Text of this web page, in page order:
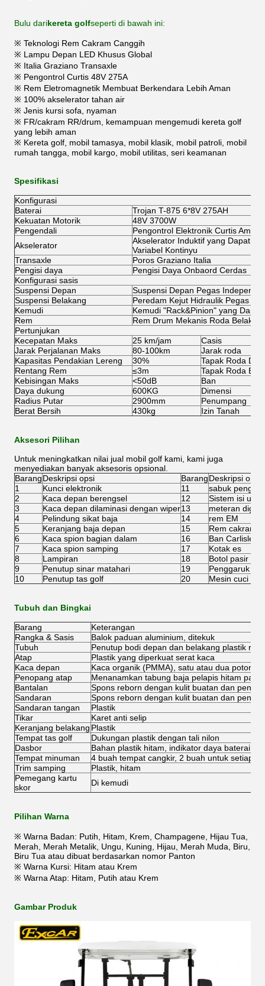
Bulu darikereta golfseperti di bawah ini:
※ Teknologi Rem Cakram Canggih
※ Lampu Depan LED Khusus Global
※ Italia Graziano Transaxle
※ Pengontrol Curtis 48V 275A
※ Rem Eletromagnetik Membuat Berkendara Lebih Aman
※ 100% akselerator tahan air
※ Jenis kursi sofa, nyaman
※ FR/cakram RR/drum, kemampuan mengemudi kereta golf
yang lebih aman
※ Kereta golf, mobil tamasya, mobil klasik, mobil patroli, mobil
rumah tangga, mobil kargo, mobil utilitas, seri keamanan
Spesifikasi
Konfigurasi
Baterai
Trojan T-875 6*8V 275AH
Kekuatan Motorik
48V 3700W
Pengendali
Pengontrol Elektronik Curtis
Akselerator
Akselerator Induktif yang Dapat
Variabel Kontinyu
Transaxle
Poros Graziano Italia
Pengisi daya
Pengisi Daya Onbaord Cerdas
Konfigurasi sasis
Suspensi Depan
Suspensi Depan Pegas
Suspensi Belakang
Peredam Kejut Hidraulik Pegas
Kemudi
Kemudi "Rack&Pinion" yang
Rem
Rem Drum Mekanis Roda
Pertunjukan
Kecepatan Maks
25 km/jam
Casis
Jarak Perjalanan Maks
80-100km
Jarak roda
Kapasitas Pendakian Lereng
30%
Tapak Roda
Rentang Rem
≤3m
Tapak Roda
Kebisingan Maks
<50dB
Ban
Daya dukung
600KG
Dimensi
Radius Putar
2900mm
Penumpang
Berat Bersih
430kg Izin Tanah
Aksesori Pilihan
Untuk meningkatkan nilai jual mobil golf kami, kami juga
menyediakan banyak aksesoris opsional.
BarangDeskripsi opsi BarangDeskripsi opsi
1
Kunci elektronik 11
sabuk
2
Kaca depan berengsel 12
Sistem isi
3
Kaca depan dilaminasi dengan wiper13
meteran digital
4
Pelindung sikat baja 14
rem EM
5
Keranjang baja depan 15
Rem cakram
6
Kaca spion bagian dalam 16
Ban Carlisle
7
Kaca spion samping 17
Kotak es
8
Lampiran 18
Botol pasir
9
Penutup sinar matahari 19
Penggaruk
10
Penutup tas golf 20 Mesin cuci
Tubuh dan Bingkai
Barang
Keterangan
Rangka & Sasis
Balok paduan aluminium, ditekuk
Tubuh
Penutup bodi depan dan belakang plastik
Atap
Plastik yang diperkuat serat kaca
Kaca depan
Kaca organik (PMMA), satu atau dua potong
Penopang atap
Menanamkan tabung baja pelapis hitam
Bantalan
Spons reborn dengan kulit buatan dan
Sandaran
Spons reborn dengan kulit buatan dan
Sandaran tangan
Plastik
Tikar
Karet anti selip
Keranjang belakang Plastik
Tempat tas golf
Dukungan plastik dengan tali nilon
Dasbor
Bahan plastik hitam, indikator daya baterai,
Tempat minuman
4 buah tempat cangkir, 2 buah untuk setiap
Trim samping
Plastik, hitam
Pemegang kartu
skor
Di kemudi
Pilihan Warna
※ Warna Badan: Putih, Hitam, Krem, Champagene, Hijau Tua,
Merah, Merah Metalik, Ungu, Kuning, Hijau, Merah Muda, Biru,
Biru Tua atau dibuat berdasarkan nomor Panton
※ Warna Kursi: Hitam atau Krem
※ Warna Atap: Hitam, Putih atau Krem
Gambar Produk